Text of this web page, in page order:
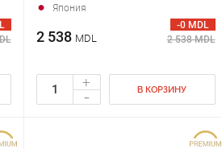
Япония
2 538 MDL
-0 MDL
2 538 MDL
+
- В КОРЗИНУ